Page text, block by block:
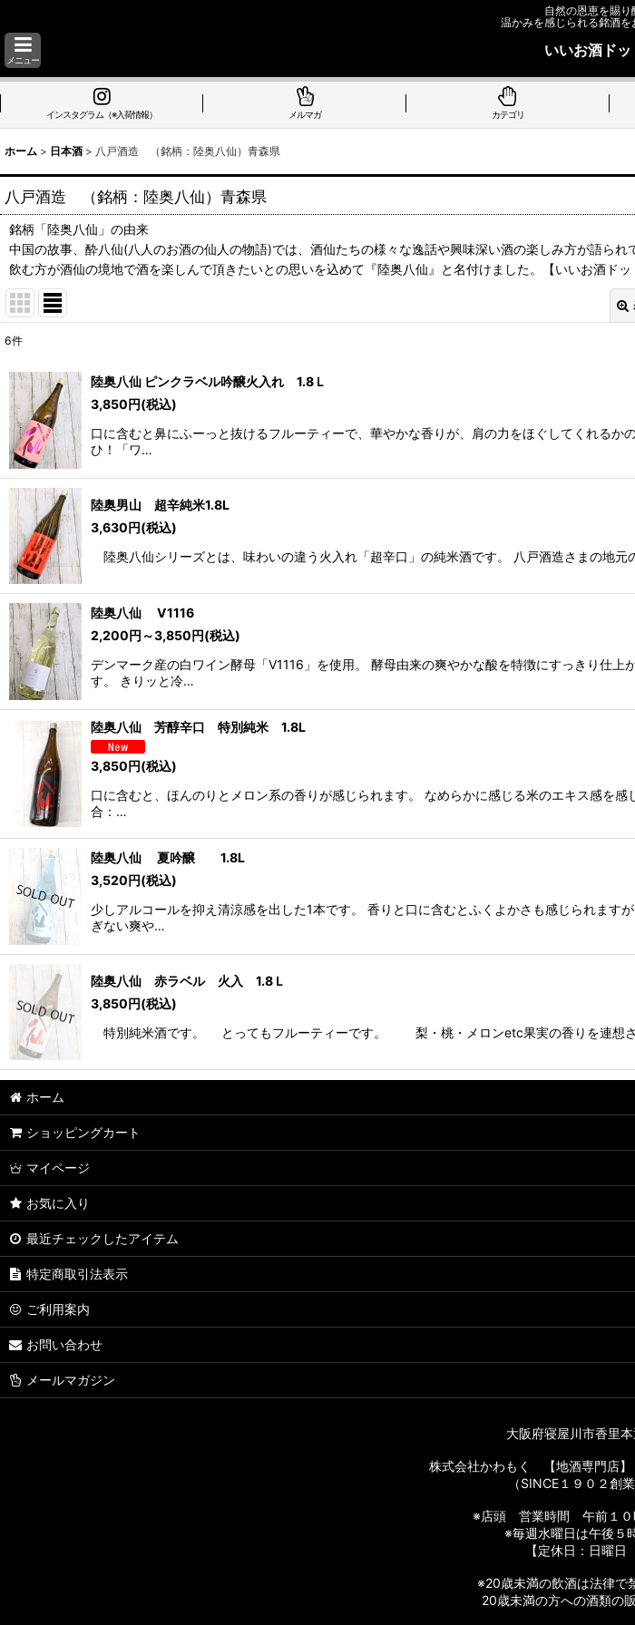
自然の恩恵を賜り
温かみを感じられる銘酒を
メニュー
いいお酒ドッ
インスタグラム（※入荷情報） メルマガ カテゴリ
ホーム > 日本酒 > 八戸酒造 （銘柄：陸奥八仙）青森県
八戸酒造 （銘柄：陸奥八仙）青森県
銘柄「陸奥八仙」の由来
中国の故事、酔八仙(八人のお酒の仙人の物語)では、酒仙たちの様々な逸話や興味深い酒の楽しみ方が語られ
飲む方が酒仙の境地で酒を楽しんで頂きたいとの思いを込めて『陸奥八仙』と名付けました。【いいお酒ド
並び順:
6件
陸奥八仙 ピンクラベル吟醸火入れ 1.8Ｌ
3,850円(税込)
口に含むと鼻にふーっと抜けるフルーティーで、華やかな香りが、肩の力をほぐしてくれる
ひ！「ワ…
陸奥男山 超辛純米1.8L
3,630円(税込)
陸奥八仙シリーズとは、味わいの違う火入れ「超辛口」の純米酒です。 八戸酒造さまの地
陸奥八仙 V1116
2,200円 ～3,850円(税込)
デンマーク産の白ワイン酵母「V1116」を使用。 酵母由来の爽やかな酸を特徴にすっきり仕
す。 きりッと冷…
陸奥八仙 芳醇辛口 特別純米 1.8L
3,850円(税込)
口に含むと、ほんのりとメロン系の香りが感じられます。 なめらかに感じる米のエキス感
合：…
陸奥八仙 夏吟醸 1.8L
3,520円(税込)
少しアルコールを抑え清涼感を出した1本です。 香りと口に含むとふくよかさも感じられま
ぎない爽や…
陸奥八仙 赤ラベル 火入 1.8Ｌ
3,850円(税込)
特別純米酒です。 とってもフルーティーです。 梨・桃・メロンetc果実の香りを連想さ
ホーム
ショッピングカート
マイページ
お気に入り
最近チェックしたアイテム
特定商取引法表示
ご利用案内
お問い合わせ
メールマガジン
大阪府寝屋川市香里
株式会社かわもく 【地酒専門
（SINCE１９０２創
※店頭 営業時間 午前１０
※毎週水曜日は午後５
【定休日：日曜日
※20歳未満の飲酒は法律で
20歳未満の方への酒類の